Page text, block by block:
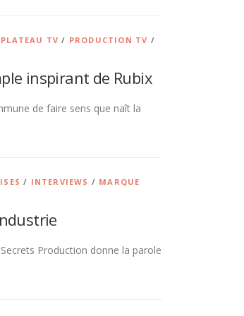
PLATEAU TV / PRODUCTION TV /
inspirant de Rubix
de faire sens que naît la
/ INTERVIEWS / MARQUE
Production donne la parole